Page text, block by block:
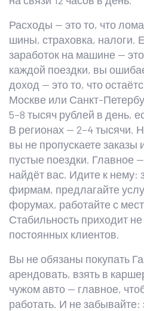
Расходы — это то, что
шины, страховка, налоги.
заработок на машине —
каждой поездки, вы
доход — это то, что
Москве или Санкт-
5–8 тысяч рублей в день,
В регионах — 2–4 тысячи.
вы не пропускаете заказы
пустые поездки. Главное
найдёт вас. Идите к нему:
фирмам, предлагайте
форумах, работайте с
Стабильность приходит
постоянных клиентов.
Вы не обязаны покупать
арендовать, взять в
чужом авто — главное,
работать. И не забывайте: